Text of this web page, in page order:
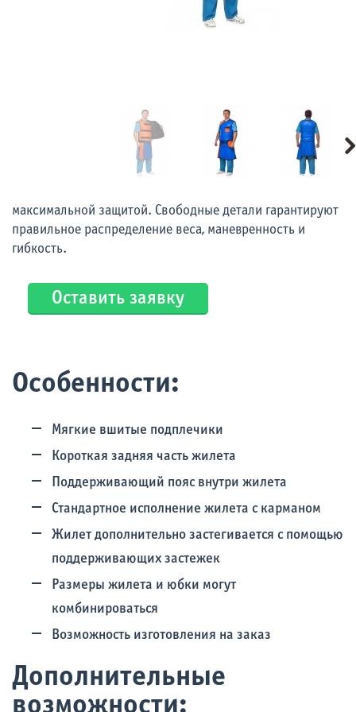
максимальной защитой. Свободные детали гарантируют
правильное распределение веса, маневренность и
гибкость.
Оставить заявку
Особенности:
Мягкие вшитые подплечики
Короткая задняя часть жилета
Поддерживающий пояс внутри жилета
Стандартное исполнение жилета с карманом
Жилет дополнительно застегивается с помощью
поддерживающих застежек
Размеры жилета и юбки могут
комбинироваться
Возможность изготовления на заказ
Дополнительные
возможности: